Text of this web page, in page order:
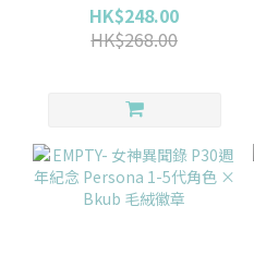
HK$248.00
HK$268.00